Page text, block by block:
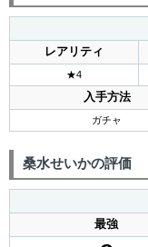
レアリティ
★4
入手方法
ガチャ
桑水せいかの評価
最強